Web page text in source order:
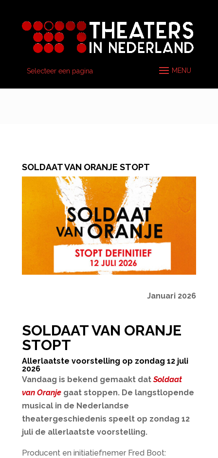
Selecteer een pagina
SOLDAAT VAN ORANJE STOPT
Januari 2026
SOLDAAT VAN ORANJE
STOPT
Allerlaatste voorstelling op zondag 12 juli
2026
Vandaag is bekend gemaakt datSoldaat
van Oranjegaat stoppen. De langstlopende
musical in de Nederlandse
theatergeschiedenis speelt op zondag 12
juli de allerlaatste voorstelling.
Producent en initiatiefnemer Fred Boot: